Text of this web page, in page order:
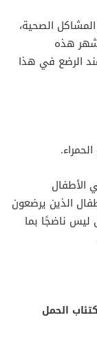
الصحية،
هذه
الرضع في هذا
الأطفال
الأطفال الذين يرضعون
ليس ناضجًا بما
الحمل